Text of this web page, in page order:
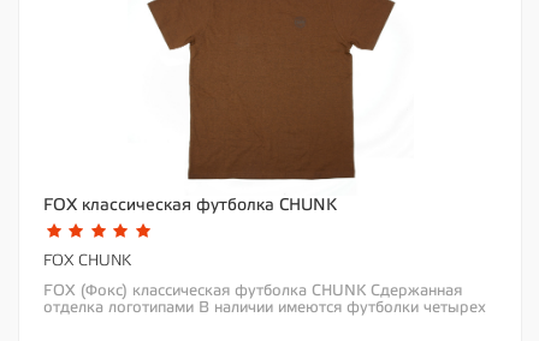
FOX классическая футболка CHUNK
FOX CHUNK
FOX (Фокс) классическая футболка CHUNK Сдержанная
отделка логотипами В наличии имеются футболки четырех